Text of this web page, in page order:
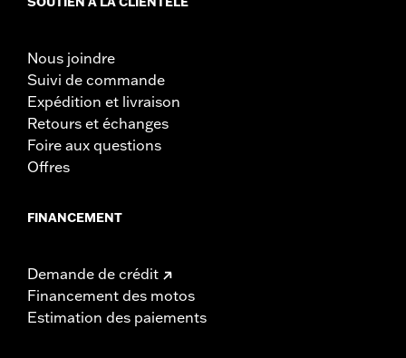
Nous joindre
Suivi de commande
Expédition et livraison
Retours et échanges
Foire aux questions
Offres
FINANCEMENT
Demande de crédit
Financement des motos
Estimation des paiements